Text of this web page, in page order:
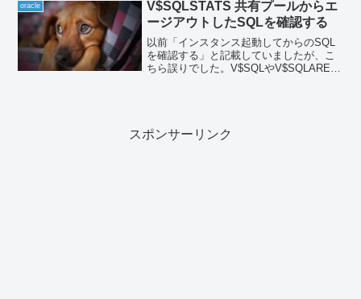
で以下簡単に解説しま...
oracle
V$SQLSTATS 共有プールからエ
ージアウトしたSQLを確認する
以前「インスタンス起動してからのSQL
を確認する」と記載していましたが、こ
ちら誤りでした。V$SQLやV$SQLAREA
スポンサーリンク